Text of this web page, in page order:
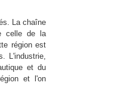
La chaîne
celle de la
région est
L'industrie,
et du
et l'on